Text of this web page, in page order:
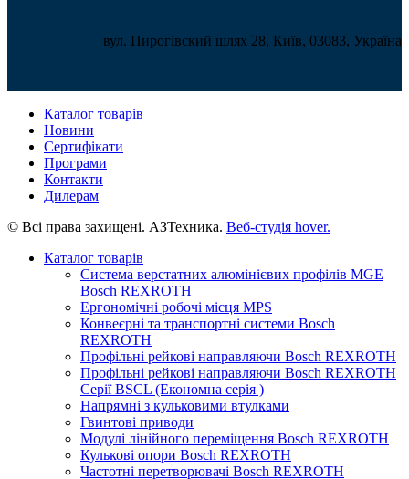
вул. Пирогівский шлях 28, Київ, 03083, Україна
Каталог товарів
Новини
Сертифікати
Програми
Контакти
Дилерам
© Всі права захищені. АЗТехника. Веб-студія hover.
Каталог товарів
Система верстатних алюмінієвих профілів MGE
Bosch REXROTH
Ергономічні робочі місця MPS
Конвеєрні та транспортні системи Bosch
REXROTH
Профільні рейкові направляючи Bosch REXROTH
Профільні рейкові направляючи Bosch REXROTH
Серії BSCL (Економна серія )
Напрямні з кульковими втулками
Гвинтові приводи
Модулі лінійного переміщення Bosch REXROTH
Кулькові опори Bosch REXROTH
Частотні перетворювачі Bosch REXROTH